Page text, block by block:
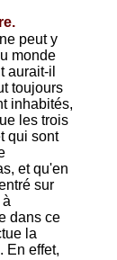
peut y
monde
aurait-il
toujours
inhabités,
les trois
qui sont
et qu'en
sur
dans ce
la
En effet,